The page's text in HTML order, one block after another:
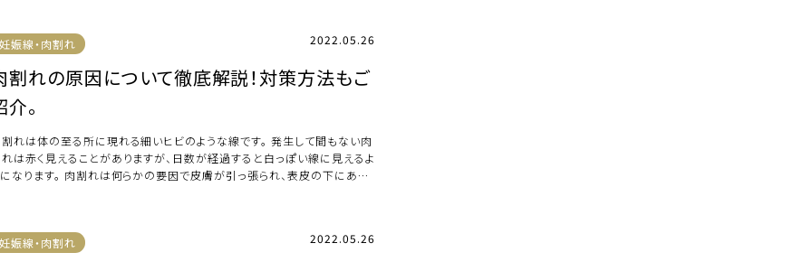
妊娠線・肉割れ 2022.05.26
割れの原因について徹底解説！対策方法もご
介。
れは体の至る所に現れる細いヒビのような線です。 発生して間もない肉
は赤く見えることがありますが、日数が経過すると白っぽい線に見えるよ
なります。 肉割れは何らかの要因で皮膚が引っ張られ、表皮の下にある
妊娠線・肉割れ 2022.05.26